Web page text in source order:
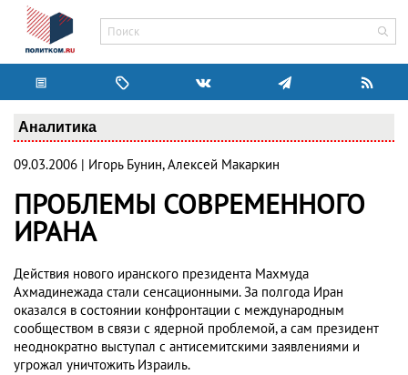
Аналитика
09.03.2006 | Игорь Бунин, Алексей Макаркин
ПРОБЛЕМЫ СОВРЕМЕННОГО
ИРАНА
Действия нового иранского президента Махмуда
Ахмадинежада стали сенсационными. За полгода Иран
оказался в состоянии конфронтации с международным
сообществом в связи с ядерной проблемой, а сам президент
неоднократно выступал с антисемитскими заявлениями и
угрожал уничтожить Израиль.